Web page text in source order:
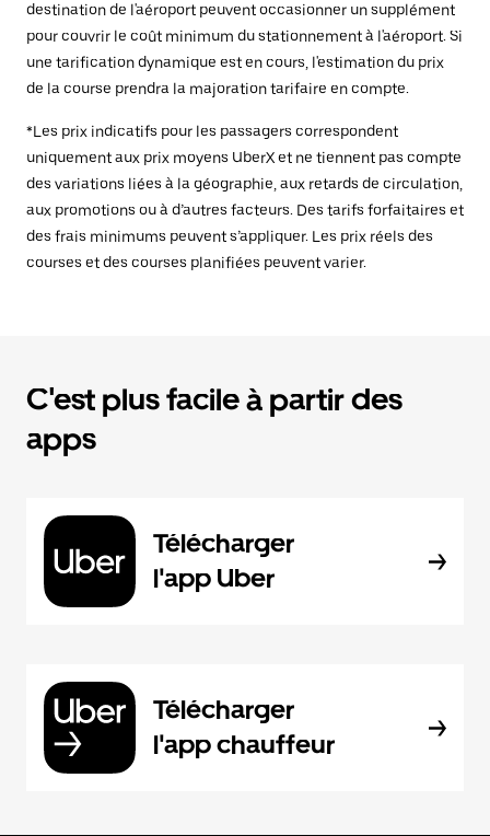
destination de l'aéroport peuvent occasionner un supplément
pour couvrir le coût minimum du stationnement à l'aéroport. Si
une tarification dynamique est en cours, l'estimation du prix
de la course prendra la majoration tarifaire en compte.
*Les prix indicatifs pour les passagers correspondent
uniquement aux prix moyens UberX et ne tiennent pas compte
des variations liées à la géographie, aux retards de circulation,
aux promotions ou à d’autres facteurs. Des tarifs forfaitaires et
des frais minimums peuvent s’appliquer. Les prix réels des
courses et des courses planifiées peuvent varier.
C'est plus facile à partir des
apps
Télécharger
l'app Uber
Télécharger
l'app chauffeur